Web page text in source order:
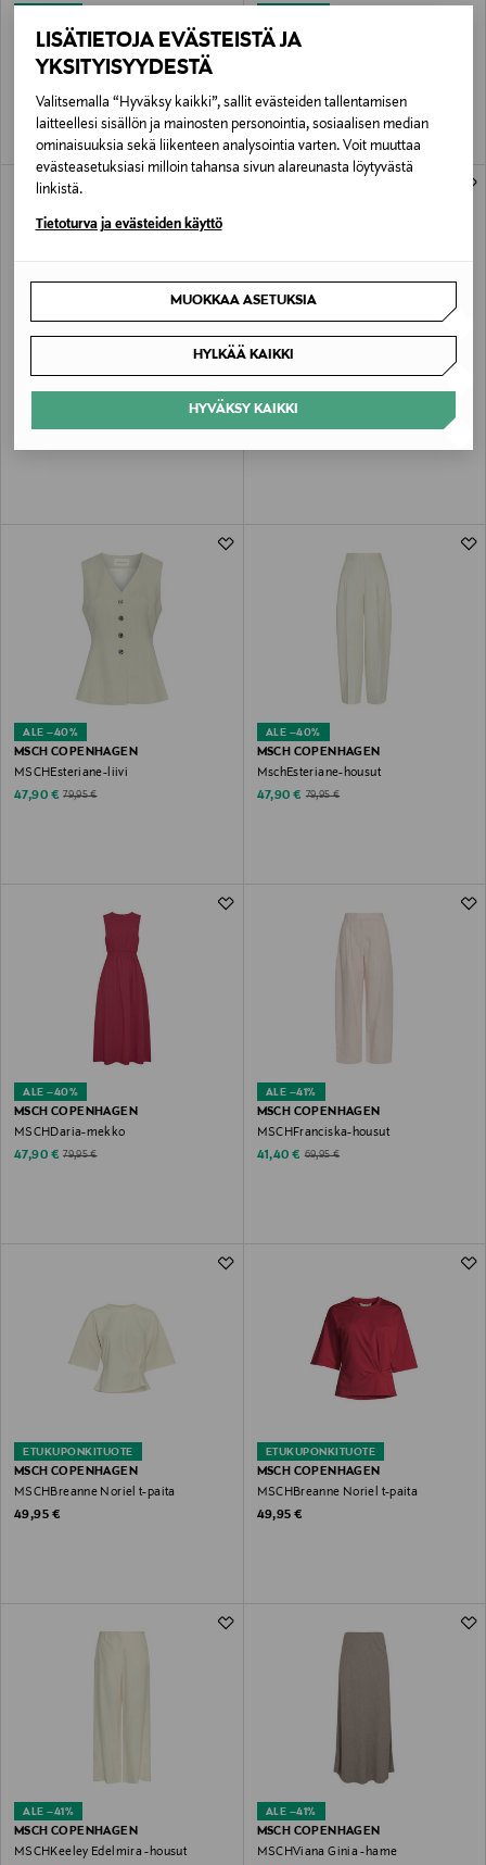
LISÄTIETOJA EVÄSTEISTÄ JA
YKSITYISYYDESTÄ
Valitsemalla “Hyväksy kaikki”, sallit evästeiden tallentamisen
laitteellesi sisällön ja mainosten personointia, sosiaalisen median
ominaisuuksia sekä liikenteen analysointia varten. Voit muuttaa
evästeasetuksiasi milloin tahansa sivun alareunasta löytyvästä
linkistä.
Tietoturva ja evästeiden käyttö
MUOKKAA ASETUKSIA
HYLKÄÄ KAIKKI
HYVÄKSY KAIKKI
MSCH COPENHAGEN
Discounted Price
35,40 € Original Price
59,95 €
MSCH COPENHAGEN
ALE –40%
MSCH COPENHAGEN
ETUKUPONKITUOTE UUTTA
MSCH COPENHAGEN
MSCHRelish t-paita
ALE –40%
MSCH COPENHAGEN
MSCHEsteriane-liivi
Discounted Price
47,90 € Original Price
79,95 €
ALE –40%
MSCH COPENHAGEN
MschEsteriane-housut
Discounted Price
47,90 € Original Price
79,95 €
ALE –40%
MSCH COPENHAGEN
MSCHDaria-mekko
Discounted Price
47,90 € Original Price
79,95 €
ALE –41%
MSCH COPENHAGEN
MSCHFranciska-housut
Discounted Price
41,40 € Original Price
69,95 €
ETUKUPONKITUOTE
MSCH COPENHAGEN
MSCHBreanne Noriel t-paita
Original Price
49,95 €
ETUKUPONKITUOTE
MSCH COPENHAGEN
MSCHBreanne Noriel t-paita
Original Price
49,95 €
ALE –41%
MSCH COPENHAGEN
MSCHKeeley Edelmira -housut
ALE –41%
MSCH COPENHAGEN
MSCHViana Ginia -hame